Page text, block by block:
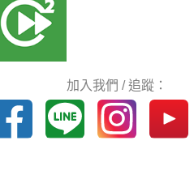
加入我們 / 追蹤：